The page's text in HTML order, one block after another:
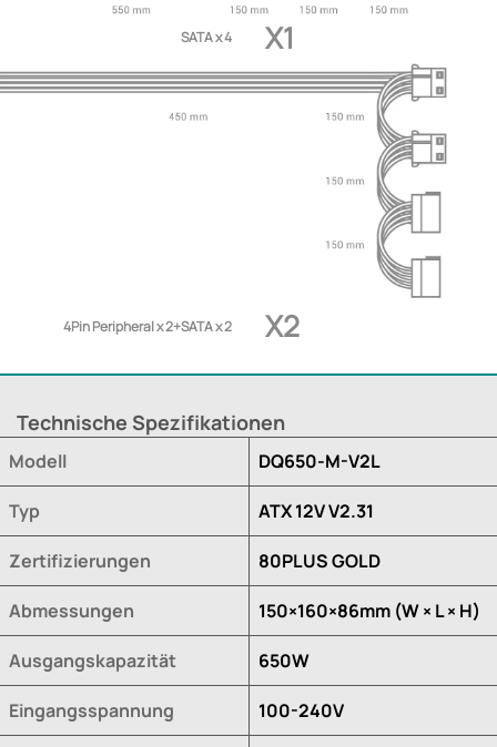
SATA x 4 X1
4Pin Peripheral x 2+SATA x 2 X2
Technische Spezifikationen
Modell DQ650-M-V2L
Typ ATX 12V V2.31
Zertifizierungen 80PLUS GOLD
Abmessungen 150×160×86mm (W × L × H)
Ausgangskapazität 650W
Eingangsspannung 100-240V